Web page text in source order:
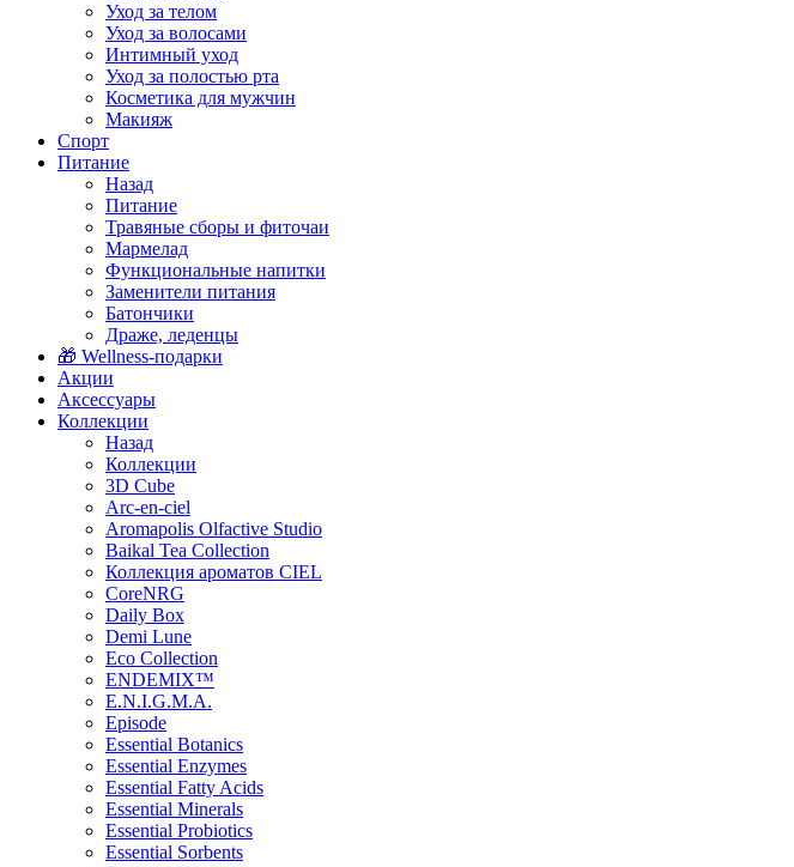
Уход за телом
Уход за волосами
Интимный уход
Уход за полостью рта
Косметика для мужчин
Макияж
Спорт
Питание
Назад
Питание
Травяные сборы и фиточаи
Мармелад
Функциональные напитки
Заменители питания
Батончики
Драже, леденцы
🎁 Wellness-подарки
Акции
Аксессуары
Коллекции
Назад
Коллекции
3D Cube
Arc-en-ciel
Aromapolis Olfactive Studio
Baikal Tea Collection
Коллекция ароматов CIEL
СoreNRG
Daily Box
Demi Lune
Eco Collection
ENDEMIX™
E.N.I.G.M.A.
Episode
Essential Botanics
Essential Enzymes
Essential Fatty Acids
Essential Minerals
Essential Probiotics
Essential Sorbents